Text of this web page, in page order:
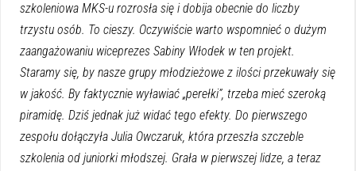
szkoleniowa MKS-u rozrosła się i dobija obecnie do liczby
trzystu osób. To cieszy. Oczywiście warto wspomnieć o dużym
zaangażowaniu wiceprezes Sabiny Włodek w ten projekt.
Staramy się, by nasze grupy młodzieżowe z ilości przekuwały się
w jakość. By faktycznie wyławiać „perełki”, trzeba mieć szeroką
piramidę. Dziś jednak już widać tego efekty. Do pierwszego
zespołu dołączyła Julia Owczaruk, która przeszła szczeble
szkolenia od juniorki młodszej. Grała w pierwszej lidze, a teraz